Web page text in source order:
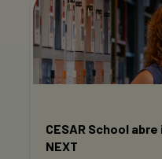
CESAR School
NEXT